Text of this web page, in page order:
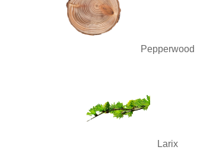
Pepperwood
Larix